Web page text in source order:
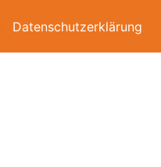
Datenschutzerklärung